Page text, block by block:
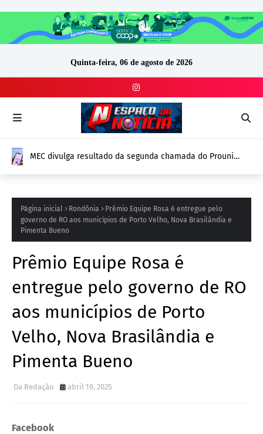
Quinta-feira, 06 de agosto de 2026
MEC divulga resultado da segunda chamada do Prouni
Página inicial Rondônia
Prêmio Equipe Rosa é entregue pelo
governo de RO aos municípios de Porto Velho, Nova Brasilândia e
Pimenta Bueno
Prêmio Equipe Rosa é
entregue pelo governo de RO
aos municípios de Porto
Velho, Nova Brasilândia e
Pimenta Bueno
Da Redação abril 19, 2025
Facebook